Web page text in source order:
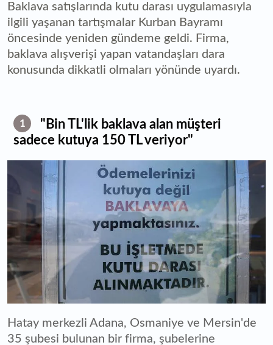
Baklava satışlarında kutu darası uygulamasıyla
ilgili yaşanan tartışmalar Kurban Bayramı
öncesinde yeniden gündeme geldi. Firma,
baklava alışverişi yapan vatandaşları dara
konusunda dikkatli olmaları yönünde uyardı.
1
"Bin TL'lik baklava alan müşteri
sadece kutuya 150 TL veriyor"
Hatay merkezli Adana, Osmaniye ve Mersin'de
35 şubesi bulunan bir firma, şubelerine